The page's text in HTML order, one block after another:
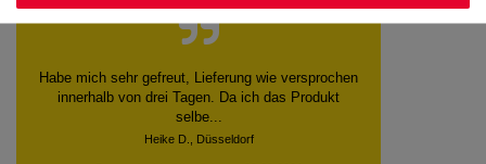
Die Bestellung wurde tadellos ausgeführt. Alle
Flaschen heil angekommen.
Hans W., Leimen
Datum der Veröffentlichung: 07.08.2026
Datum der Kauferfahrung: 30.07.2026